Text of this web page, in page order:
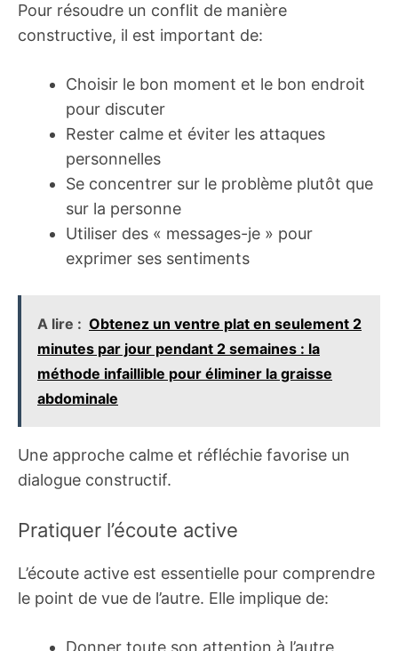
Pour résoudre un conflit de manière
constructive, il est important de:
Choisir le bon moment et le bon endroit
pour discuter
Rester calme et éviter les attaques
personnelles
Se concentrer sur le problème plutôt que
sur la personne
Utiliser des « messages-je » pour
exprimer ses sentiments
A lire : Obtenez un ventre plat en seulement 2
minutes par jour pendant 2 semaines : la
méthode infaillible pour éliminer la graisse
abdominale
Une approche calme et réfléchie favorise un
dialogue constructif.
Pratiquer l’écoute active
L’écoute active est essentielle pour comprendre
le point de vue de l’autre. Elle implique de:
Donner toute son attention à l’autre